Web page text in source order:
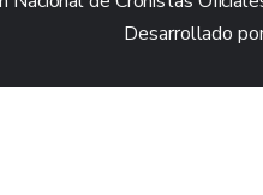
Desarrollado